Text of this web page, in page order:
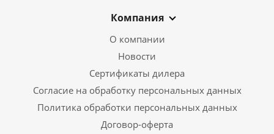
Компания
О компании
Новости
Сертификаты дилера
Согласие на обработку персональных данных
Политика обработки персональных данных
Договор-оферта